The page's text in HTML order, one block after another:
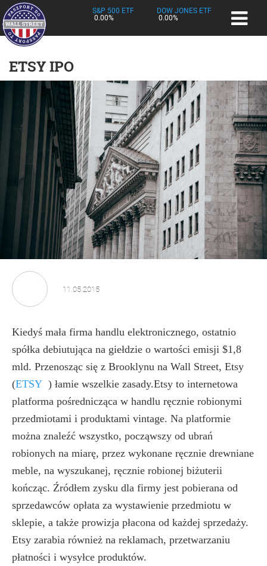
S&P 500 ETF
0.00%
DOW JONES ETF
0.00%
ETSY IPO
11.05.2015
Kiedyś mała firma handlu elektronicznego, ostatnio
spółka debiutująca na giełdzie o wartości emisji $1,8
mld. Przenosząc się z Brooklynu na Wall Street, Etsy
(ETSY ) łamie wszelkie zasady.Etsy to internetowa
platforma pośrednicząca w handlu ręcznie robionymi
przedmiotami i produktami vintage. Na platformie
można znaleźć wszystko, począwszy od ubrań
robionych na miarę, przez wykonane ręcznie drewniane
meble, na wyszukanej, ręcznie robionej biżuterii
kończąc. Źródłem zysku dla firmy jest pobierana od
sprzedawców opłata za wystawienie przedmiotu w
sklepie, a także prowizja płacona od każdej sprzedaży.
Etsy zarabia również na reklamach, przetwarzaniu
płatności i wysyłce produktów.